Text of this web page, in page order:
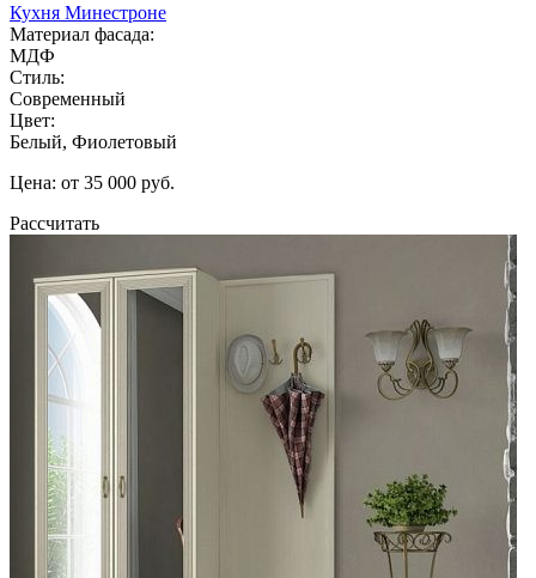
Кухня Минестроне
Материал фасада:
МДФ
Стиль:
Современный
Цвет:
Белый, Фиолетовый
Цена: от 35 000 руб.
Рассчитать